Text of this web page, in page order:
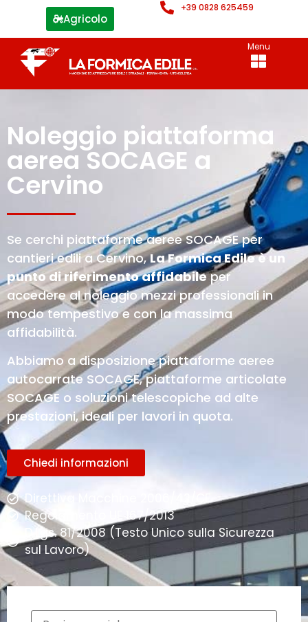
Agricolo
+39 0828 625459
Menu
Noleggio piattaforma
aerea SOCAGE a
Cervino
Se cerchi piattaforme aeree SOCAGE per
cantieri edili a Cervino,La Formica Edile è un
punto di riferimento affidabileper
accedere al noleggio mezzi professionali in
modo tempestivo e con la massima
affidabilità.
Abbiamo a disposizione piattaforme aeree
autocarrate SOCAGE, piattaforme articolate
SOCAGE o soluzioni telescopiche ad alte
prestazioni, ideali per lavori in quota.
Chiedi informazioni
Direttiva Macchine 2006/42/CE
Regolamento UE 167/2013
D.Lgs. 81/2008 (Testo Unico sulla Sicurezza
sul Lavoro)